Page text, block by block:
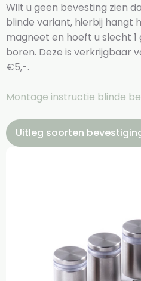
Wilt u geen bevesting zien
blinde variant, hierbij hangt
magneet en hoeft u slecht
boren. Deze is verkrijgbaar
€5,-.
Montage instructie blinde
Uitleg soorten